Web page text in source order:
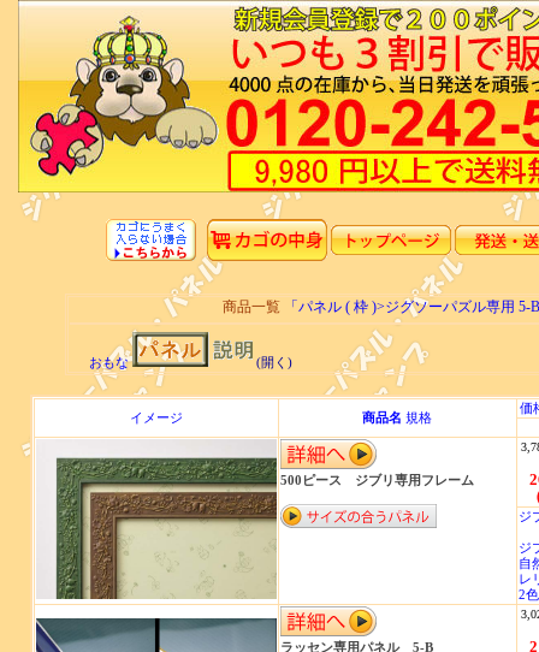
商品一覧 「パネル ( 枠 )>ジグソーパズル専用
おもな (開く)
イメージ 商品名 規格
価
500ピース ジブリ専用フレーム
ジ
ジ
自
レ
2
ラッセン専用パネル 5-B